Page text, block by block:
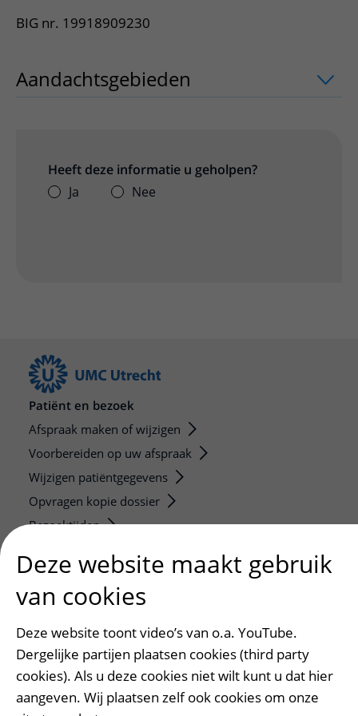
BIG nr. 19918909230
Aandachtsgebieden uitklapper, klik
Heeft deze informatie u geholpen?
Ja
Nee
Patiënt en bezoek
Afspraak maken of wijzigen
Voorbereiden op uw afspraak
Wijzigen patiëntgegevens
Opvragen kopie dossier
Bezoektijden
Onderwijs en onderzoek
Onze opleidingen
Stage en opleidingsplaatsen
Research
Strategic programs
Research groups
Deze website maakt gebruik
van cookies
Deze website toont video’s van o.a. YouTube.
Dergelijke partijen plaatsen cookies (third party
cookies). Als u deze cookies niet wilt kunt u dat hier
aangeven. Wij plaatsen zelf ook cookies om onze